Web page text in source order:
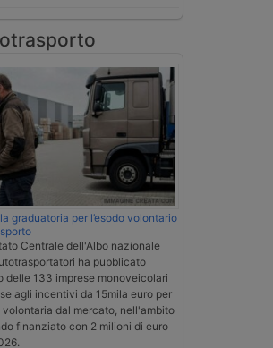
graduatoria per l’esodo volontario
Centrale dell'Albo nazionale
ha pubblicato
delle 133 imprese monoveicolari
agli incentivi da 15mila euro per
dal mercato, nell'ambito
finanziato con 2 milioni di euro